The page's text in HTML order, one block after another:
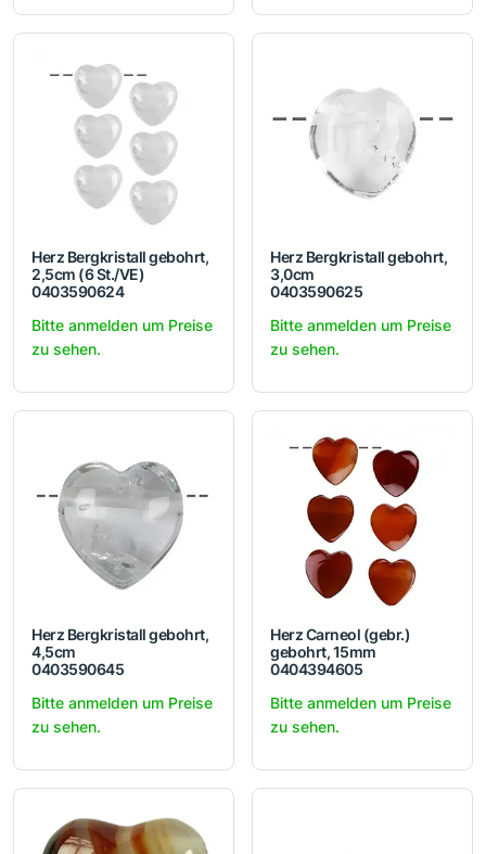
Herz Bergkristall gebohrt,
2,5cm (6 St./VE)
0403590624
Bitte anmelden um Preise
zu sehen.
Herz Bergkristall gebohrt,
3,0cm
0403590625
Bitte anmelden um Preise
zu sehen.
Herz Bergkristall gebohrt,
4,5cm
0403590645
Bitte anmelden um Preise
zu sehen.
Herz Carneol (gebr.)
gebohrt, 15mm
0404394605
Bitte anmelden um Preise
zu sehen.